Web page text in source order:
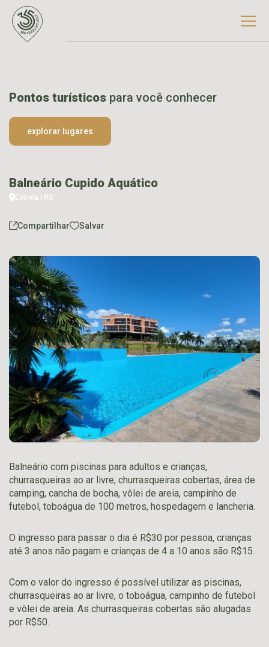
Pontos turísticos para você conhecer
explorar lugares
Balneário Cupido Aquático
Estrela | RS
Compartilhar Salvar
Balneário com piscinas para adultos e crianças,
churrasqueiras ao ar livre, churrasqueiras cobertas, área de
camping, cancha de bocha, vôlei de areia, campinho de
futebol, toboágua de 100 metros, hospedagem e lancheria.
O ingresso para passar o dia é R$30 por pessoa, crianças
até 3 anos não pagam e crianças de 4 a 10 anos são R$15.
Com o valor do ingresso é possível utilizar as piscinas,
churrasqueiras ao ar livre, o toboágua, campinho de futebol
e vôlei de areia. As churrasqueiras cobertas são alugadas
por R$50.